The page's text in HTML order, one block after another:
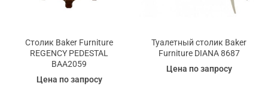
Столик Baker Furniture
REGENCY PEDESTAL
BAA2059
Цена по запросу
Туалетный столик Baker
Furniture DIANA 8687
Цена по запросу